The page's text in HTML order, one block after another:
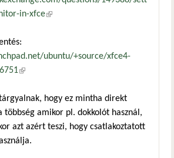
in-xfce(külső hivatkozás)
ubuntu/+source/xfce4-
(külső hivatkozás)
hogy ez mintha direkt
többség amikor pl. dokkolót használ,
azt azért teszi, hogy csatlakoztatott